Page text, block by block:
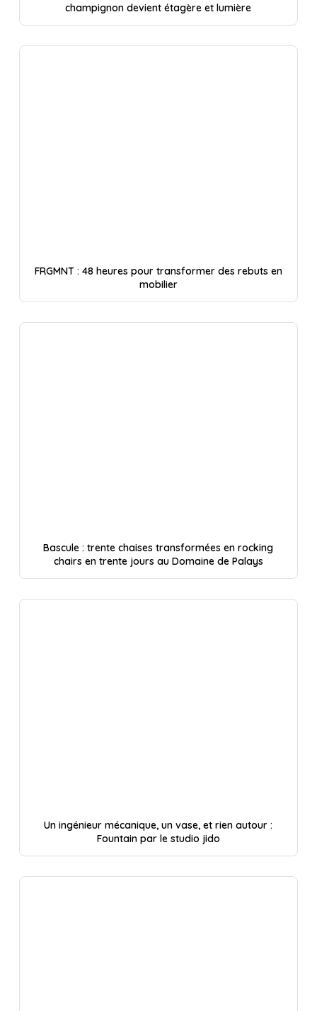
champignon devient étagère et lumière
FRGMNT : 48 heures pour transformer des rebuts en
mobilier
Bascule : trente chaises transformées en rocking
chairs en trente jours au Domaine de Palays
Un ingénieur mécanique, un vase, et rien autour :
Fountain par le studio jido